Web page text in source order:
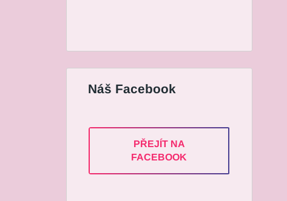
Náš Facebook
PŘEJÍT NA
FACEBOOK